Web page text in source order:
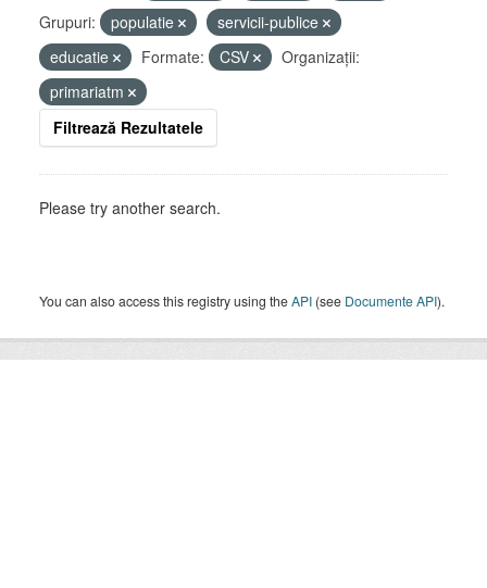
Grupuri:
populatie
servicii-publice
educatie
Formate: CSV
Organizații:
primariatm
Filtrează Rezultatele
Please try another search.
You can also access this registry using theAPI (see Documente API).